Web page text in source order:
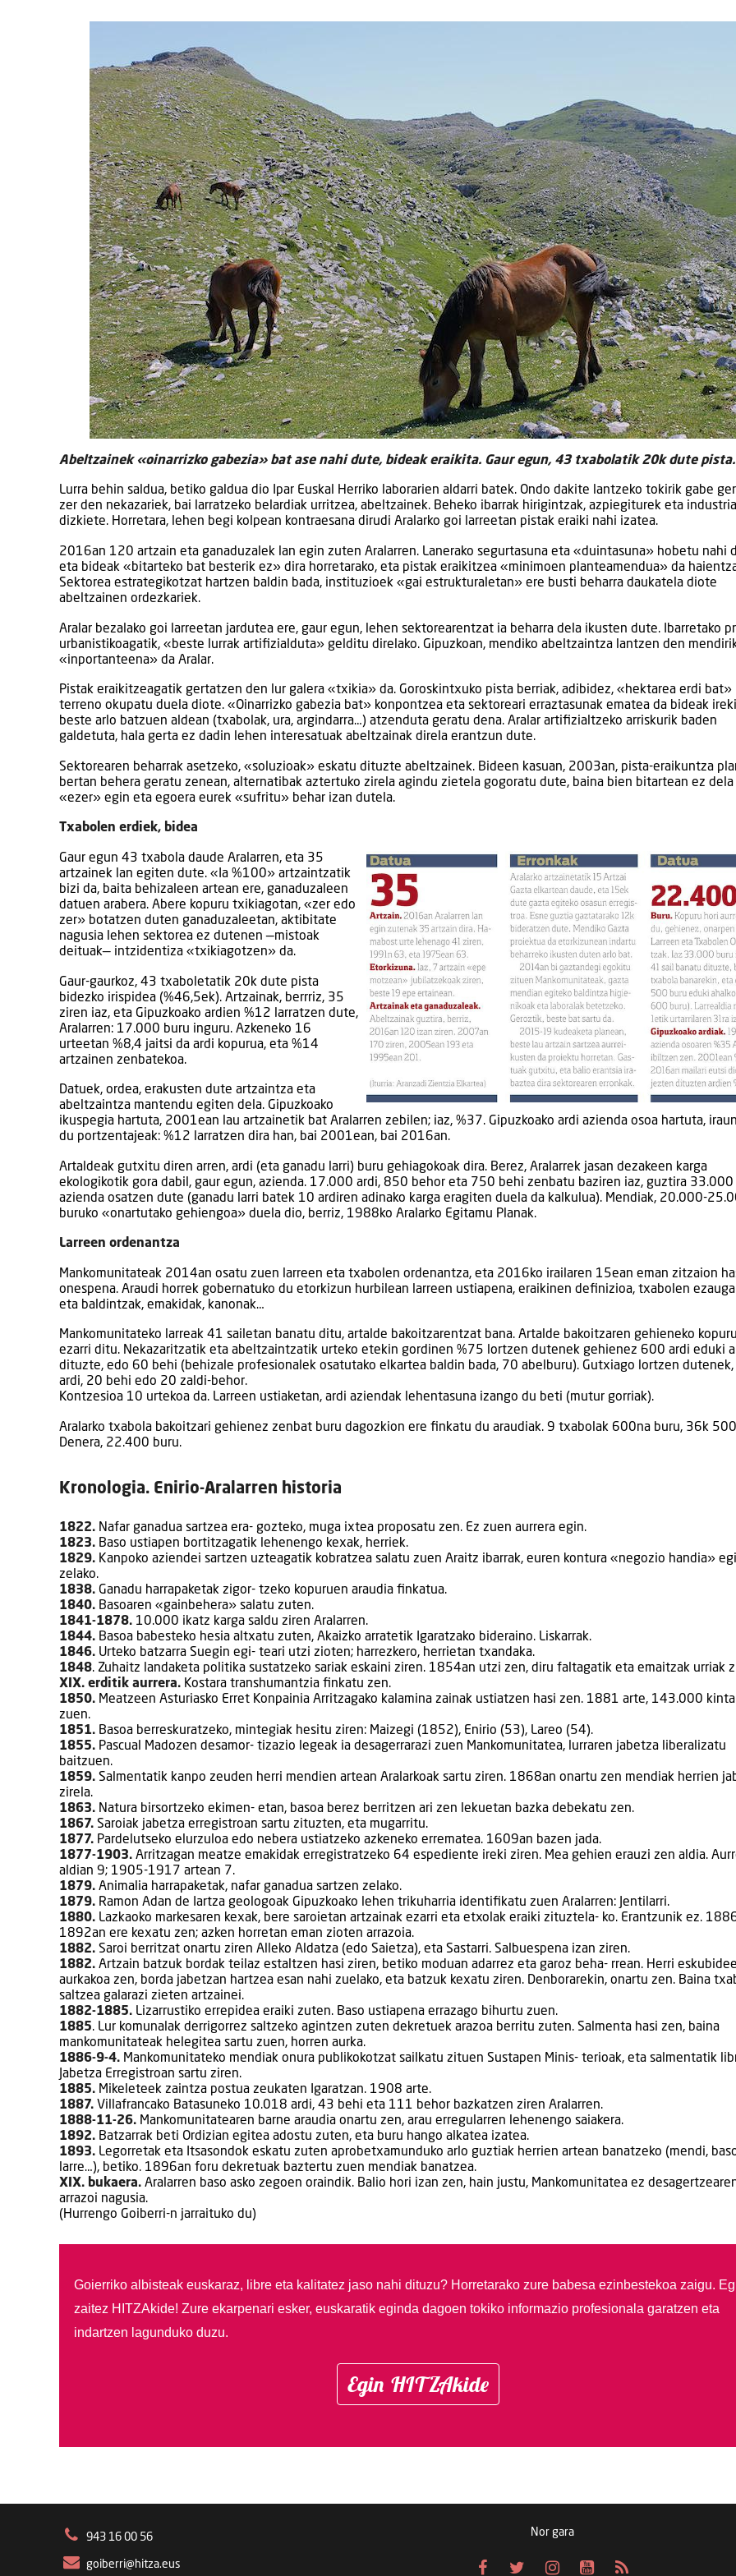
Abeltzainek «oinarrizko gabezia» bat ase nahi dute, bideak eraikita. Gaur egun, 43 txabolatik 20k dute pista.
Lurra behin saldua, betiko galdua dio Ipar Euskal Herriko laborarien aldarri batek. Ondo dakite lantzeko tokirik gabe
zer den nekazariek, bai larratzeko belardiak urritzea, abeltzainek. Beheko ibarrak hirigintzak, azpiegiturek eta
dizkiete. Horretara, lehen begi kolpean kontraesana dirudi Aralarko goi larreetan pistak eraiki nahi izatea.
2016an 120 artzain eta ganaduzalek lan egin zuten Aralarren. Lanerako segurtasuna eta «duintasuna» hobetu nahi
eta bideak «bitarteko bat besterik ez» dira horretarako, eta pistak eraikitzea «minimoen planteamendua» da
Sektorea estrategikotzat hartzen baldin bada, instituzioek «gai estrukturaletan» ere busti beharra daukatela diote
abeltzainen ordezkariek.
Aralar bezalako goi larreetan jardutea ere, gaur egun, lehen sektorearentzat ia beharra dela ikusten dute. Ibarretako
urbanistikoagatik, «beste lurrak artifizialduta» gelditu direlako. Gipuzkoan, mendiko abeltzaintza lantzen den
«inportanteena» da Aralar.
Pistak eraikitzeagatik gertatzen den lur galera «txikia» da. Goroskintxuko pista berriak, adibidez, «hektarea erdi bat»
terreno okupatu duela diote. «Oinarrizko gabezia bat» konpontzea eta sektoreari erraztasunak ematea da bideak
beste arlo batzuen aldean (txabolak, ura, argindarra…) atzenduta geratu dena. Aralar artifizialtzeko arriskurik baden
galdetuta, hala gerta ez dadin lehen interesatuak abeltzainak direla erantzun dute.
Sektorearen beharrak asetzeko, «soluzioak» eskatu dituzte abeltzainek. Bideen kasuan, 2003an, pista-eraikuntza
bertan behera geratu zenean, alternatibak aztertuko zirela agindu zietela gogoratu dute, baina bien bitartean ez dela
«ezer» egin eta egoera eurek «sufritu» behar izan dutela.
Txabolen erdiek, bidea
Gaur egun 43 txabola daude Aralarren, eta 35
artzainek lan egiten dute. «Ia %100» artzaintzatik
bizi da, baita behizaleen artean ere, ganaduzaleen
datuen arabera. Abere kopuru txikiagotan, «zer edo
zer» botatzen duten ganaduzaleetan, aktibitate
nagusia lehen sektorea ez dutenen —mistoak
deituak— intzidentiza «txikiagotzen» da.
Gaur-gaurkoz, 43 txaboletatik 20k dute pista
bidezko irispidea (%46,5ek). Artzainak, berrriz, 35
ziren iaz, eta Gipuzkoako ardien %12 larratzen dute,
Aralarren: 17.000 buru inguru. Azkeneko 16
urteetan %8,4 jaitsi da ardi kopurua, eta %14
artzainen zenbatekoa.
Datuek, ordea, erakusten dute artzaintza eta
abeltzaintza mantendu egiten dela. Gipuzkoako
ikuspegia hartuta, 2001ean lau artzainetik bat Aralarren zebilen; iaz, %37. Gipuzkoako ardi azienda osoa hartuta,
du portzentajeak: %12 larratzen dira han, bai 2001ean, bai 2016an.
Artaldeak gutxitu diren arren, ardi (eta ganadu larri) buru gehiagokoak dira. Berez, Aralarrek jasan dezakeen karga
ekologikotik gora dabil, gaur egun, azienda. 17.000 ardi, 850 behor eta 750 behi zenbatu baziren iaz, guztira 33.000
azienda osatzen dute (ganadu larri batek 10 ardiren adinako karga eragiten duela da kalkulua). Mendiak, 20.000-
buruko «onartutako gehiengoa» duela dio, berriz, 1988ko Aralarko Egitamu Planak.
Larreen ordenantza
Mankomunitateak 2014an osatu zuen larreen eta txabolen ordenantza, eta 2016ko irailaren 15ean eman zitzaion
onespena. Araudi horrek gobernatuko du etorkizun hurbilean larreen ustiapena, eraikinen definizioa, txabolen
eta baldintzak, emakidak, kanonak…
Mankomunitateko larreak 41 sailetan banatu ditu, artalde bakoitzarentzat bana. Artalde bakoitzaren gehieneko
ezarri ditu. Nekazaritzatik eta abeltzaintzatik urteko etekin gordinen %75 lortzen dutenek gehienez 600 ardi eduki
dituzte, edo 60 behi (behizale profesionalek osatutako elkartea baldin bada, 70 abelburu). Gutxiago lortzen
ardi, 20 behi edo 20 zaldi-behor.
Kontzesioa 10 urtekoa da. Larreen ustiaketan, ardi aziendak lehentasuna izango du beti (mutur gorriak).
Aralarko txabola bakoitzari gehienez zenbat buru dagozkion ere finkatu du araudiak. 9 txabolak 600na buru, 36k
Denera, 22.400 buru.
Kronologia. Enirio-Aralarren historia
1822. Nafar ganadua sartzea era- gozteko, muga ixtea proposatu zen. Ez zuen aurrera egin.
1823. Baso ustiapen bortitzagatik lehenengo kexak, herriek.
1829. Kanpoko aziendei sartzen uzteagatik kobratzea salatu zuen Araitz ibarrak, euren kontura «negozio handia»
zelako.
1838. Ganadu harrapaketak zigor- tzeko kopuruen araudia finkatua.
1840. Basoaren «gainbehera» salatu zuten.
1841-1878. 10.000 ikatz karga saldu ziren Aralarren.
1844. Basoa babesteko hesia altxatu zuten, Akaizko arratetik Igaratzako bideraino. Liskarrak.
1846. Urteko batzarra Suegin egi- teari utzi zioten; harrezkero, herrietan txandaka.
1848. Zuhaitz landaketa politika sustatzeko sariak eskaini ziren. 1854an utzi zen, diru faltagatik eta emaitzak urriak
XIX. erditik aurrera. Kostara transhumantzia finkatu zen.
1850. Meatzeen Asturiasko Erret Konpainia Arritzagako kalamina zainak ustiatzen hasi zen. 1881 arte, 143.000
zuen.
1851. Basoa berreskuratzeko, mintegiak hesitu ziren: Maizegi (1852), Enirio (53), Lareo (54).
1855. Pascual Madozen desamor- tizazio legeak ia desagerrarazi zuen Mankomunitatea, lurraren jabetza liberalizatu
baitzuen.
1859. Salmentatik kanpo zeuden herri mendien artean Aralarkoak sartu ziren. 1868an onartu zen mendiak herrien
zirela.
1863. Natura birsortzeko ekimen- etan, basoa berez berritzen ari zen lekuetan bazka debekatu zen.
1867. Saroiak jabetza erregistroan sartu zituzten, eta mugarritu.
1877. Pardelutseko elurzuloa edo nebera ustiatzeko azkeneko errematea. 1609an bazen jada.
1877-1903. Arritzagan meatze emakidak erregistratzeko 64 espediente ireki ziren. Mea gehien erauzi zen aldia.
aldian 9; 1905-1917 artean 7.
1879. Animalia harrapaketak, nafar ganadua sartzen zelako.
1879. Ramon Adan de Iartza geologoak Gipuzkoako lehen trikuharria identifikatu zuen Aralarren: Jentilarri.
1880. Lazkaoko markesaren kexak, bere saroietan artzainak ezarri eta etxolak eraiki zituztela- ko. Erantzunik ez.
1892an ere kexatu zen; azken horretan eman zioten arrazoia.
1882. Saroi berritzat onartu ziren Alleko Aldatza (edo Saietza), eta Sastarri. Salbuespena izan ziren.
1882. Artzain batzuk bordak teilaz estaltzen hasi ziren, betiko moduan adarrez eta garoz beha- rrean. Herri
aurkakoa zen, borda jabetzan hartzea esan nahi zuelako, eta batzuk kexatu ziren. Denborarekin, onartu zen. Baina
saltzea galarazi zieten artzainei.
1882-1885. Lizarrustiko errepidea eraiki zuten. Baso ustiapena errazago bihurtu zuen.
1885. Lur komunalak derrigorrez saltzeko agintzen zuten dekretuek arazoa berritu zuten. Salmenta hasi zen, baina
mankomunitateak helegitea sartu zuen, horren aurka.
1886-9-4. Mankomunitateko mendiak onura publikokotzat sailkatu zituen Sustapen Minis- terioak, eta salmentatik
Jabetza Erregistroan sartu ziren.
1885. Mikeleteek zaintza postua zeukaten Igaratzan. 1908 arte.
1887. Villafrancako Batasuneko 10.018 ardi, 43 behi eta 111 behor bazkatzen ziren Aralarren.
1888-11-26. Mankomunitatearen barne araudia onartu zen, arau erregularren lehenengo saiakera.
1892. Batzarrak beti Ordizian egitea adostu zuten, eta buru hango alkatea izatea.
1893. Legorretak eta Itsasondok eskatu zuten aprobetxamunduko arlo guztiak herrien artean banatzeko (mendi,
larre…), betiko. 1896an foru dekretuak baztertu zuen mendiak banatzea.
XIX. bukaera. Aralarren baso asko zegoen oraindik. Balio hori izan zen, hain justu, Mankomunitatea ez
arrazoi nagusia.
(Hurrengo Goiberri-n jarraituko du)
Goierriko albisteak euskaraz, libre eta kalitatez jaso nahi dituzu? Horretarako zure babesa ezinbestekoa zaigu.
zaitez HITZAkide! Zure ekarpenari esker, euskaratik eginda dagoen tokiko informazio profesionala garatzen eta
indartzen lagunduko duzu.
Egin HITZAkide
943 16 00 56
goiberri@hitza.eus
Nor gara